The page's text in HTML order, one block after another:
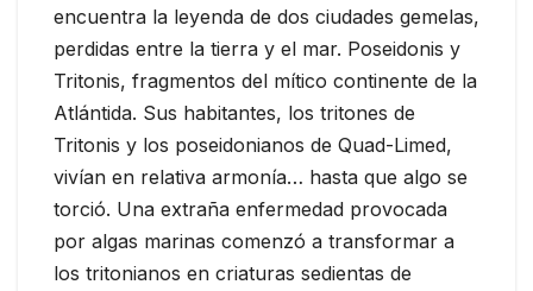
encuentra la leyenda de dos ciudades gemelas,
perdidas entre la tierra y el mar. Poseidonis y
Tritonis, fragmentos del mítico continente de la
Atlántida. Sus habitantes, los tritones de
Tritonis y los poseidonianos de Quad-Limed,
vivían en relativa armonía… hasta que algo se
torció. Una extraña enfermedad provocada
por algas marinas comenzó a transformar a
los tritonianos en criaturas sedientas de